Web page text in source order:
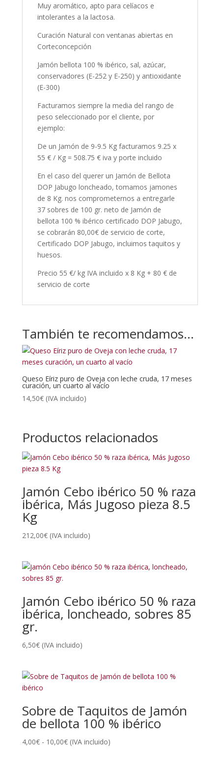
Muy aromático, apto para celíacos e
intolerantes a la lactosa.
Curación Natural con ventanas abiertas en
Corteconcepción
Jamón bellota 100 % ibérico, sal, azúcar,
conservadores (E-252 y E-250) y antioxidante
(E-300)
Facturamos siempre la media del rango de
peso seleccionado por el cliente, por
ejemplo:
De un Jamón de 9-9.5 Kg facturamos 9.25 x
55 € / Kg = 508.75 € iva y porte incluido
En el caso del querer un Jamón de Bellota
DOP Jabugo loncheado, tomamos jamones
de 8 Kg. nos comprometernos a entregarle
37 sobres de 100 gr. neto de Jamón de
bellota 100 % ibérico certificado DOP Jabugo,
se cobrarán 80,00€ de servicio de corte,
Certificado DOP Jabugo, incluimos taquitos y
huesos.
Precio 55 €/ kg IVA incluido x 8 Kg + 80 € de
servicio de corte
También te recomendamos…
Queso Eíriz puro de Oveja con leche cruda, 17 meses
curación, un cuarto al vacío
14,50€ (IVA incluido)
Productos relacionados
Jamón Cebo ibérico 50 % raza
ibérica, Más Jugoso pieza 8.5
Kg
212,00€ (IVA incluido)
Jamón Cebo ibérico 50 % raza
ibérica, loncheado, sobres 85
gr.
6,50€ (IVA incluido)
Sobre de Taquitos de Jamón
de bellota 100 % ibérico
4,00€ - 10,00€Rango
(IVA incluido)